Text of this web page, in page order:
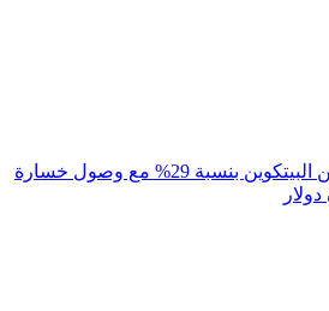
تنخفض حيازات MARA من البيتكوين بنسبة 29% مع وصول خسارة